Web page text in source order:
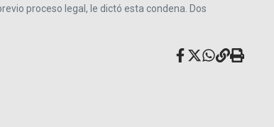
proceso legal, le dictó esta condena. Dos